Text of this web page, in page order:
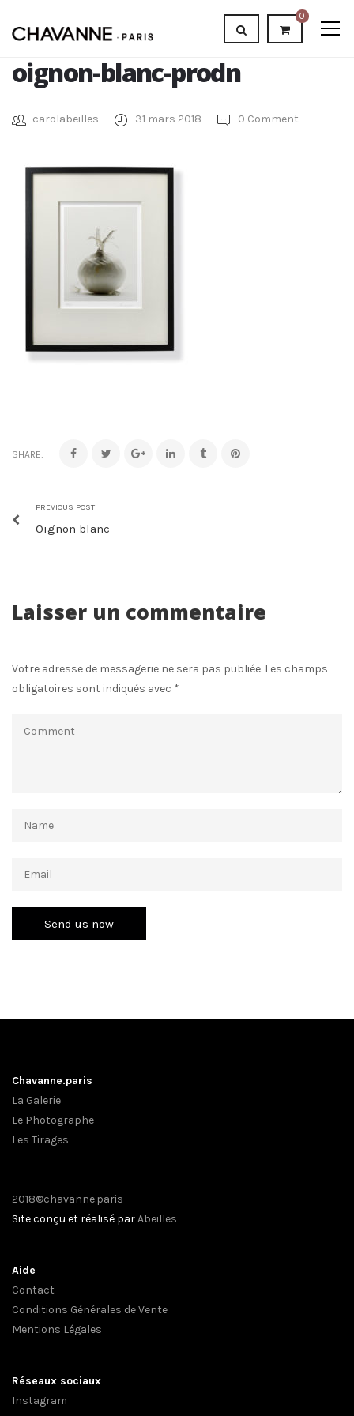
0
oignon-blanc-prodn
carolabeilles 31 mars 2018 0 Comment
SHARE:
PREVIOUS POST
Oignon blanc
Laisser un commentaire
Votre adresse de messagerie ne sera pas publiée. Les champs
obligatoires sont indiqués avec *
Chavanne.paris
La Galerie
Le Photographe
Les Tirages
2018©chavanne.paris
Site conçu et réalisé parAbeilles
Aide
Contact
Conditions Générales de Vente
Mentions Légales
Réseaux sociaux
Instagram